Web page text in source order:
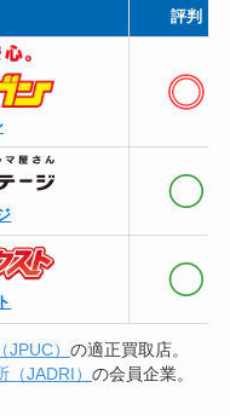
評判
） の適正買取店。
JADRI） の会員企業。